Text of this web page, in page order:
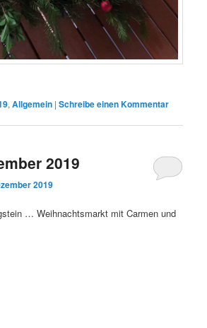
,Allgemein |Schreibe einen Kommentar
2019
2019
… Weihnachtsmarkt mit Carmen und